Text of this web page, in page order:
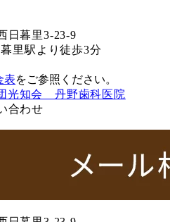
日暮里3-23-9
里駅より徒歩3分
表をご参照ください。
合わせ